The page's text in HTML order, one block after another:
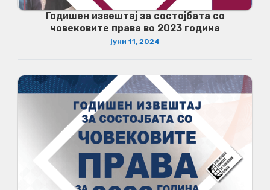
Годишен извештај за состојбата со
човековите права во 2023 година
јуни 11, 2024